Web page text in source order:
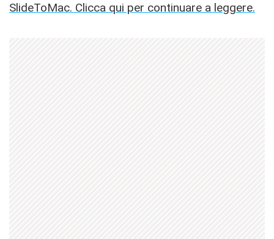
SlideToMac. Clicca qui per continuare a leggere.